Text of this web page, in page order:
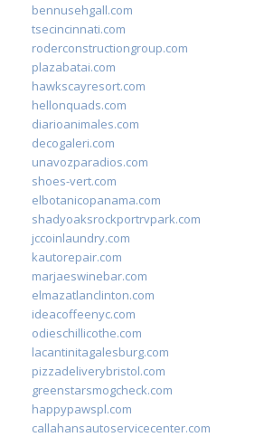
bennusehgall.com
tsecincinnati.com
roderconstructiongroup.com
plazabatai.com
hawkscayresort.com
hellonquads.com
diarioanimales.com
decogaleri.com
unavozparadios.com
shoes-vert.com
elbotanicopanama.com
shadyoaksrockportrvpark.com
jccoinlaundry.com
kautorepair.com
marjaeswinebar.com
elmazatlanclinton.com
ideacoffeenyc.com
odieschillicothe.com
lacantinitagalesburg.com
pizzadeliverybristol.com
greenstarsmogcheck.com
happypawspl.com
callahansautoservicecenter.com